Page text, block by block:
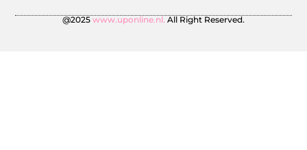
@2025 www.uponline.nl. All Right Reserved.